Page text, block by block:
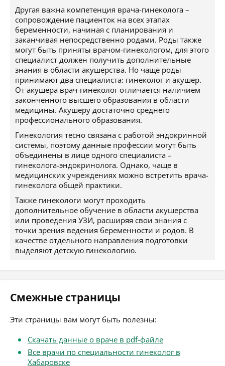
Другая важна компетенция врача-гинеколога –
сопровождение пациенток на всех этапах
беременности, начиная с планирования и
заканчивая непосредственно родами. Роды также
могут быть приняты врачом-гинекологом, для этого
специалист должен получить дополнительные
знания в области акушерства. Но чаще роды
принимают два специалиста: гинеколог и акушер.
От акушера врач-гинеколог отличается наличием
законченного высшего образования в области
медицины. Акушеру достаточно среднего
профессионального образования.
Гинекология тесно связана с работой эндокринной
системы, поэтому данные профессии могут быть
объединены в лице одного специалиста –
гинеколога-эндокринолога. Однако, чаще в
медицинских учреждениях можно встретить врача-
гинеколога общей практики.
Также гинекологи могут проходить
дополнительное обучение в области акушерства
или проведения УЗИ, расширяя свои знания с
точки зрения ведения беременности и родов. В
качестве отдельного направления подготовки
выделяют детскую гинекологию.
Смежные страницы
Эти страницы вам могут быть полезны:
Скачать данные о враче в pdf-файле
Все врачи по специальности гинеколог в
Хабаровске